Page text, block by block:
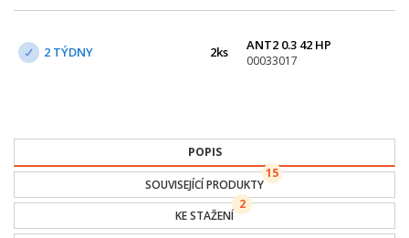
2 TÝDNY 2ks ANT2 0.3 42 HP
00033017
POPIS
SOUVISEJÍCÍ PRODUKTY
15
KE STAŽENÍ
2